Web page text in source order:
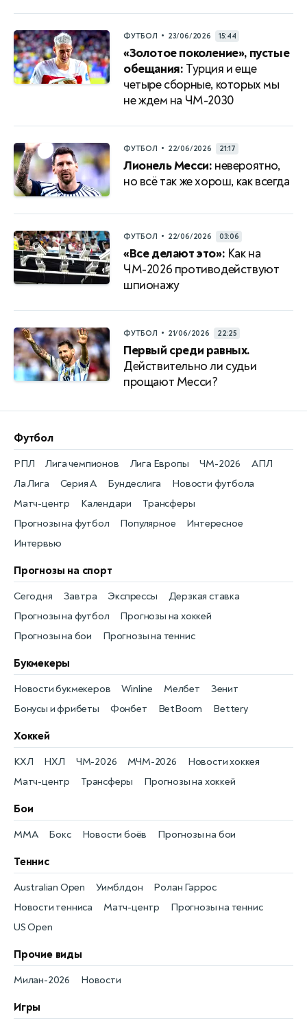
ФУТБОЛ • 23/06/2026 15:44
«Золотое поколение», пустые
обещания: Турция и еще
четыре сборные, которых мы
не ждем на ЧМ-2030
ФУТБОЛ • 22/06/2026 21:17
Лионель Месси: невероятно,
но всё так же хорош, как всегда
ФУТБОЛ • 22/06/2026 03:06
«Все делают это»: Как на
ЧМ-2026 противодействуют
шпионажу
ФУТБОЛ • 21/06/2026 22:25
Первый среди равных.
Действительно ли судьи
прощают Месси?
Футбол
Новости футбола
РПЛ
Матч-центр
Лига чемпионов
Календари
Лига Европы
Трансферы
ЧМ-2026
Прогнозы на футбол
АПЛ
Популярное
Ла Лига
Интересное
Серия А
Интервью
Бундеслига
Прогнозы на спорт
Прогнозы на футбол
Сегодня
Прогнозы на хоккей
Завтра
Прогнозы на бои
Экспрессы
Прогнозы на теннис
Дерзкая ставка
Букмекеры
Бонусы и фрибеты
Новости букмекеров
Фонбет
Winline
BetBoom
Мелбет
Bettery
Зенит
Хоккей
Новости хоккея
КХЛ
Матч-центр
НХЛ
Трансферы
ЧМ-2026
Прогнозы на хоккей
МЧМ-2026
Бои
Новости боёв
MMA Прогнозы на бои
Бокс
Теннис
Новости тенниса
Australian Open
Матч-центр
Уимблдон
Прогнозы на теннис
Ролан Гаррос
US Open
Прочие виды
Новости
Милан-2026
Игры